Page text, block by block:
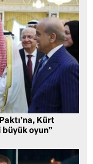
Kürt
büyük oyun”